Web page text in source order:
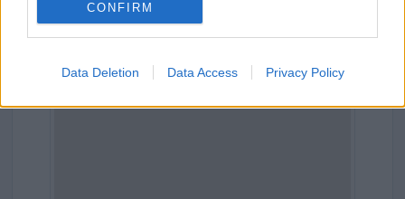
CONFIRM
Data Deletion Data Access Privacy Policy